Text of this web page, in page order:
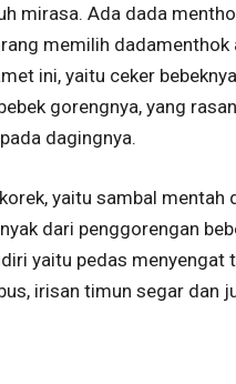
mirasa. Ada dada
memilih
ini, yaitu ceker
gorengnya, yang
dagingnya.
yaitu sambal mentah
dari penggorengan
yaitu pedas menyengat
irisan timun segar dan